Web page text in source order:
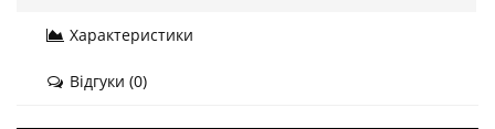
Характеристики
Відгуки (0)